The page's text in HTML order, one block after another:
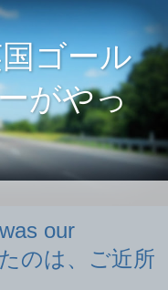
ゴール
がやっ
our
のは、ご近所